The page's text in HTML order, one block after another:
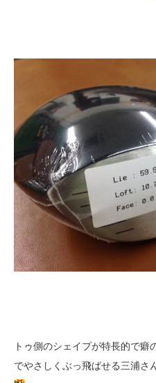
トゥ側のシェイプが特長的で
でやさしくぶっ飛ばせる三浦さ